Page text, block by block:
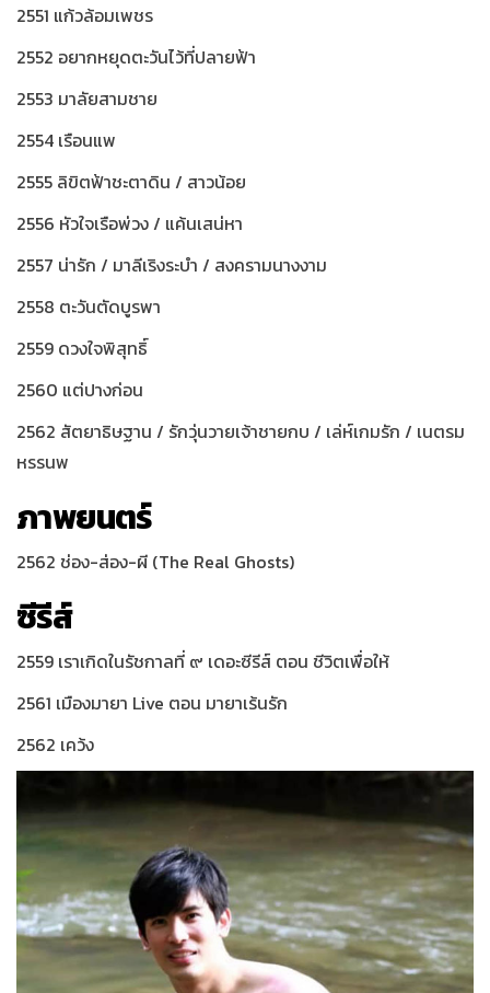
2551 แก้วล้อมเพชร
2552 อยากหยุดตะวันไว้ที่ปลายฟ้า
2553 มาลัยสามชาย
2554 เรือนแพ
2555 ลิขิตฟ้าชะตาดิน / สาวน้อย
2556 หัวใจเรือพ่วง / แค้นเสน่หา
2557 น่ารัก / มาลีเริงระบำ / สงครามนางงาม
2558 ตะวันตัดบูรพา
2559 ดวงใจพิสุทธิ์
2560 แต่ปางก่อน
2562 สัตยาธิษฐาน / รักวุ่นวายเจ้าชายกบ / เล่ห์เกมรัก / เนตรม
หรรนพ
ภาพยนตร์
2562 ช่อง-ส่อง-ผี (The Real Ghosts)
ซีรีส์
2559 เราเกิดในรัชกาลที่ ๙ เดอะซีรีส์ ตอน ชีวิตเพื่อให้
2561 เมืองมายา Live ตอน มายาเร้นรัก
2562 เคว้ง